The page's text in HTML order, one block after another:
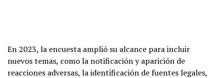
En 2023, la encuesta amplió su alcance para incluir
nuevos temas, como la notificación y aparición de
reacciones adversas, la identificación de fuentes legales,